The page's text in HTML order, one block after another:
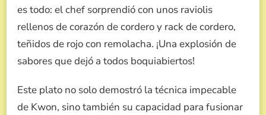
es todo: el chef sorprendió con unos raviolis
rellenos de corazón de cordero y rack de cordero,
teñidos de rojo con remolacha. ¡Una explosión de
sabores que dejó a todos boquiabiertos!
Este plato no solo demostró la técnica impecable
de Kwon, sino también su capacidad para fusionar